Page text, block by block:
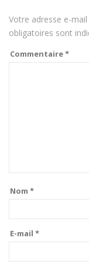
Votre adresse e-
obligatoires sont
Commentaire*
Nom *
E-mail *